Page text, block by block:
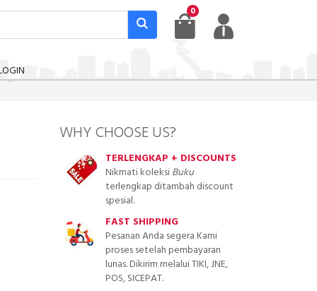
0
WHY CHOOSE US?
TERLENGKAP + DISCOUNTS
Nikmati koleksiBuku
terlengkap ditambah discount
spesial.
FAST SHIPPING
Pesanan Anda segera Kami
proses setelah pembayaran
lunas. Dikirim melalui TIKI, JNE,
POS, SICEPAT.